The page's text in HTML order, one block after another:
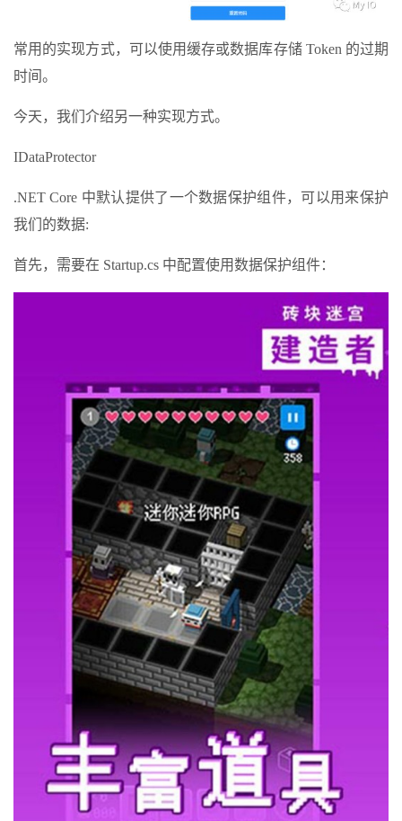
常用的实现方式，可以使用缓存或数据库存储 Token 的过期
时间。
今天，我们介绍另一种实现方式。
IDataProtector
.NET Core 中默认提供了一个数据保护组件，可以用来保护
我们的数据:
首先，需要在 Startup.cs 中配置使用数据保护组件：